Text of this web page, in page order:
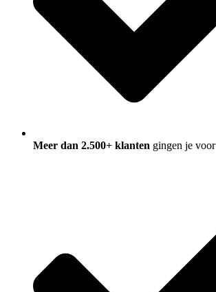
Meer dan 2.500+ klanten gingen je voor